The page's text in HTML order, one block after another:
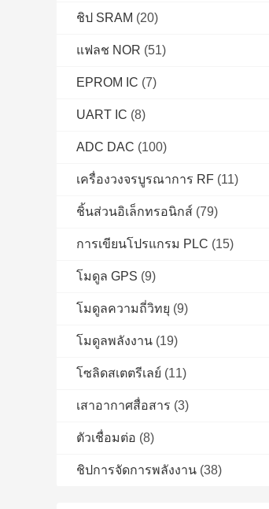
ชิป SRAM (20)
แฟลช NOR (51)
EPROM IC (7)
UART IC (8)
ADC DAC (100)
เครื่องวงจรบูรณาการ RF (11)
ชิ้นส่วนอิเล็กทรอนิกส์ (79)
การเขียนโปรแกรม PLC (15)
โมดูล GPS (9)
โมดูลความถี่วิทยุ (9)
โมดูลพลังงาน (19)
โซลิดสเตตรีเลย์ (11)
เสาอากาศสื่อสาร (3)
ตัวเชื่อมต่อ (8)
ชิปการจัดการพลังงาน (38)